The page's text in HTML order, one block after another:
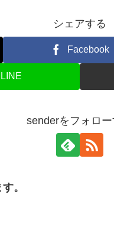
シェアする
Facebook
LINE
senderをフォロー
。